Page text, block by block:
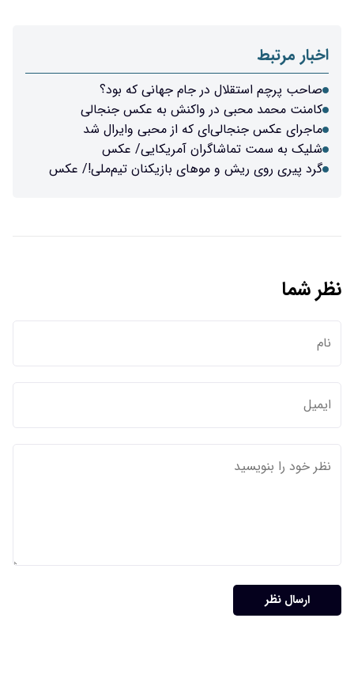
اخبار مرتبط
صاحب پرچم استقلال در جام جهانی که بود؟
کامنت محمد محبی در واکنش به عکس جنجالی
ماجرای عکس جنجالی‌ای که از محبی وایرال شد
شلیک به سمت تماشاگران آمریکایی/ عکس
گرد پیری روی ریش و موهای بازیکنان تیم‌ملی!/ عکس
نظر شما
ارسال نظر